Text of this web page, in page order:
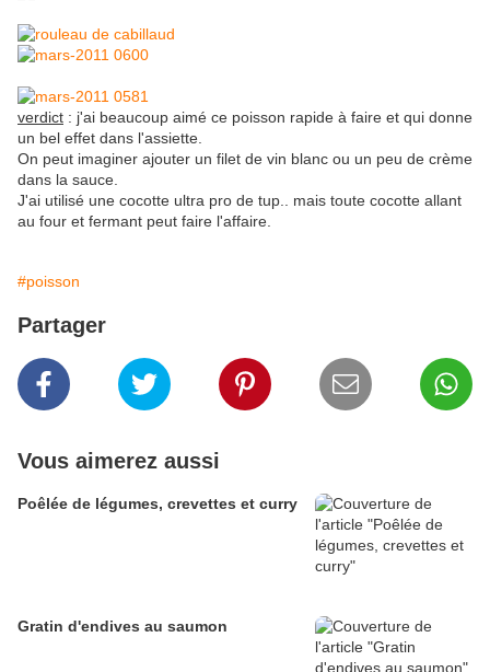
verdict : j'ai beaucoup aimé ce poisson rapide à faire et qui donne
un bel effet dans l'assiette.
On peut imaginer ajouter un filet de vin blanc ou un peu de crème
dans la sauce.
J'ai utilisé une cocotte ultra pro de tup.. mais toute cocotte allant
au four et fermant peut faire l'affaire.
#poisson
Partager
Vous aimerez aussi
Poêlée de légumes, crevettes et curry
Gratin d'endives au saumon